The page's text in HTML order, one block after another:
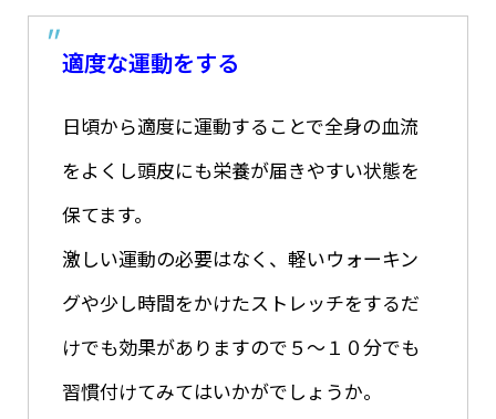
適度な運動をする
日頃から適度に運動することで全身の血流
をよくし頭皮にも栄養が届きやすい状態を
保てます。
激しい運動の必要はなく、軽いウォーキン
グや少し時間をかけたストレッチをするだ
けでも効果がありますので５〜１０分でも
習慣付けてみてはいかがでしょうか。